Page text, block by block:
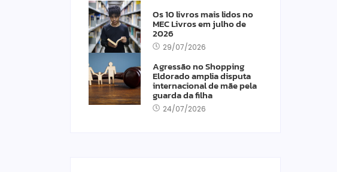
Os 10 livros mais lidos no
MEC Livros em julho de
2026
29/07/2026
Agressão no Shopping
Eldorado amplia disputa
internacional de mãe pela
guarda da filha
24/07/2026